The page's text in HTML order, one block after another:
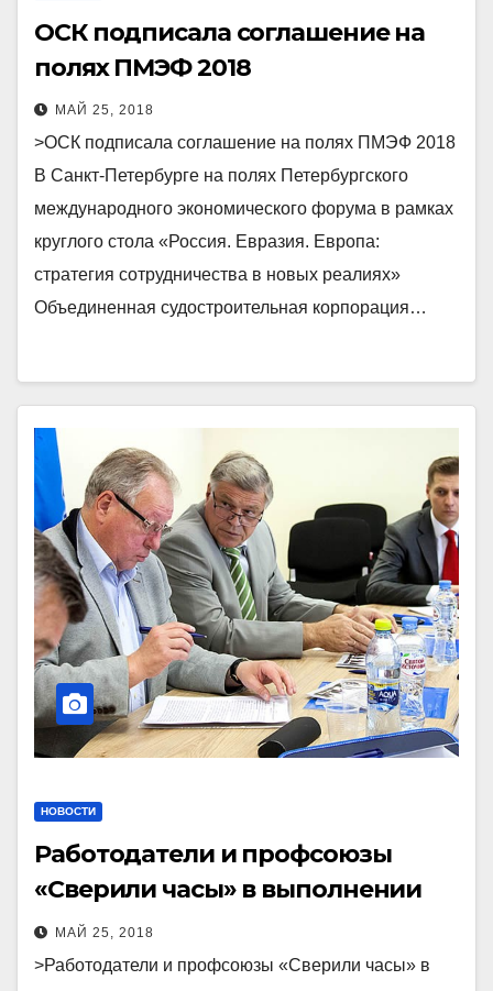
ОСК подписала соглашение на
полях ПМЭФ 2018
МАЙ 25, 2018
>ОСК подписала соглашение на полях ПМЭФ 2018
В Санкт-Петербурге на полях Петербургского
международного экономического форума в рамках
круглого стола «Россия. Евразия. Европа:
стратегия сотрудничества в новых реалиях»
Объединенная судостроительная корпорация…
НОВОСТИ
Работодатели и профсоюзы
«Сверили часы» в выполнении
отраслевого соглашения
МАЙ 25, 2018
>Работодатели и профсоюзы «Сверили часы» в